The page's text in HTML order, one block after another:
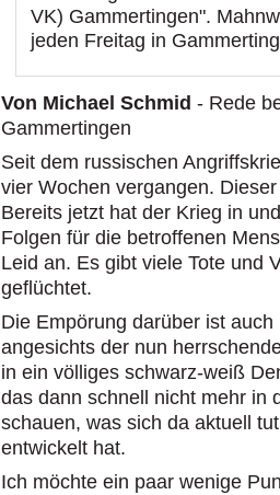
VK) Gammertingen".
jeden Freitag in
Von Michael Schmid - Rede
Gammertingen
Seit dem russischen
vier Wochen vergangen.
Bereits jetzt hat der Krieg in
Folgen für die betroffenen
Leid an. Es gibt viele Tote und
geflüchtet.
Die Empörung darüber ist
angesichts der nun
in ein völliges schwarz-weiß
das dann schnell nicht mehr in
schauen, was sich da aktuell
entwickelt hat.
Ich möchte ein paar wenige